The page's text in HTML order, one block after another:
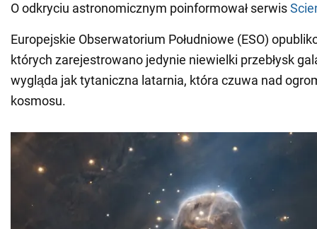
O odkryciu astronomicznym poinformował serwis
Europejskie Obserwatorium Południowe (ESO)
których zarejestrowano jedynie niewielki przebłysk
wygląda jak tytaniczna latarnia, która czuwa nad
kosmosu.